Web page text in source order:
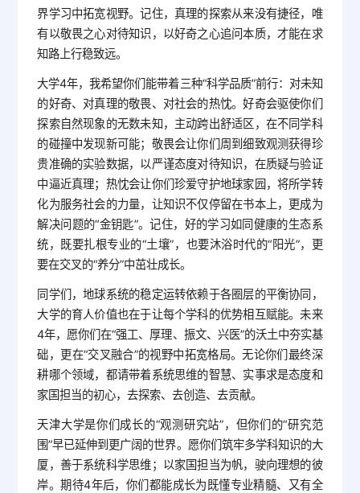
界学习中拓宽视野。记住，真理的探索从来没有捷径，唯
有以敬畏之心对待知识，以好奇之心追问本质，才能在求
知路上行稳致远。
大学4年，我希望你们能带着三种“科学品质”前行：对未知
的好奇、对真理的敬畏、对社会的热忱。好奇会驱使你们
探索自然现象的无数未知，主动跨出舒适区，在不同学科
的碰撞中发现新可能；敬畏会让你们周到细致观测获得珍
贵准确的实验数据，以严谨态度对待知识，在质疑与验证
中逼近真理；热忱会让你们珍爱守护地球家园，将所学转
化为服务社会的力量，让知识不仅停留在书本上，更成为
解决问题的“金钥匙”。记住，好的学习如同健康的生态系
统，既要扎根专业的“土壤”，也要沐浴时代的“阳光”，更
要在交叉的“养分”中茁壮成长。
同学们，地球系统的稳定运转依赖于各圈层的平衡协同，
大学的育人价值也在于让每个学科的优势相互赋能。未来
4年，愿你们在“强工、厚理、振文、兴医”的沃土中夯实基
础，更在“交叉融合”的视野中拓宽格局。无论你们最终深
耕哪个领域，都请带着系统思维的智慧、实事求是态度和
家国担当的初心，去探索、去创造、去贡献。
天津大学是你们成长的“观测研究站”，但你们的“研究范
围”早已延伸到更广阔的世界。愿你们筑牢多学科知识的大
厦，善于系统科学思维；以家国担当为帆，驶向理想的彼
岸。期待4年后，你们都能成长为既懂专业精髓、又有全